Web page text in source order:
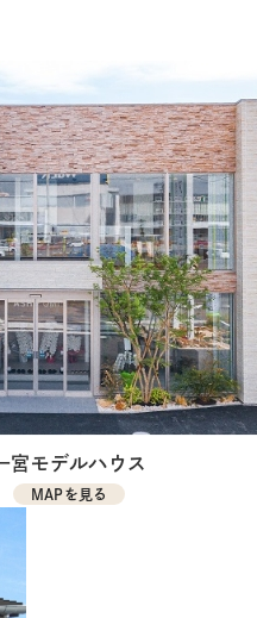
宮モデルハウス
MAPを見る